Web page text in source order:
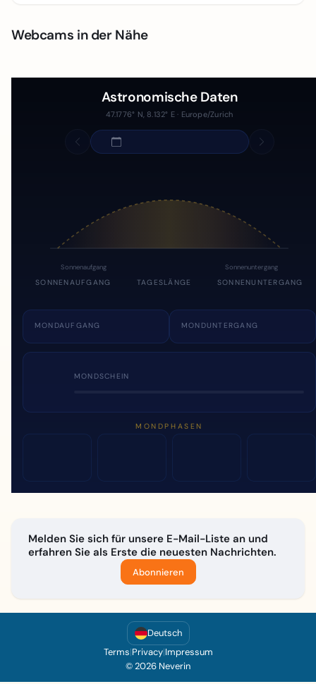
Webcams in der Nähe
Astronomische Daten
47.1776° N, 8.132° E · Europe/Zurich
Sonnenaufgang Sonnenuntergang
SONNENAUFGANG TAGESLÄNGE SONNENUNTERGANG
MONDAUFGANG MONDUNTERGANG
MONDSCHEIN
MONDPHASEN
Melden Sie sich für unsere E-Mail-Liste an und
erfahren Sie als Erste die neuesten Nachrichten.
Abonnieren
Deutsch
Terms|Privacy|Impressum
© 2026 Neverin